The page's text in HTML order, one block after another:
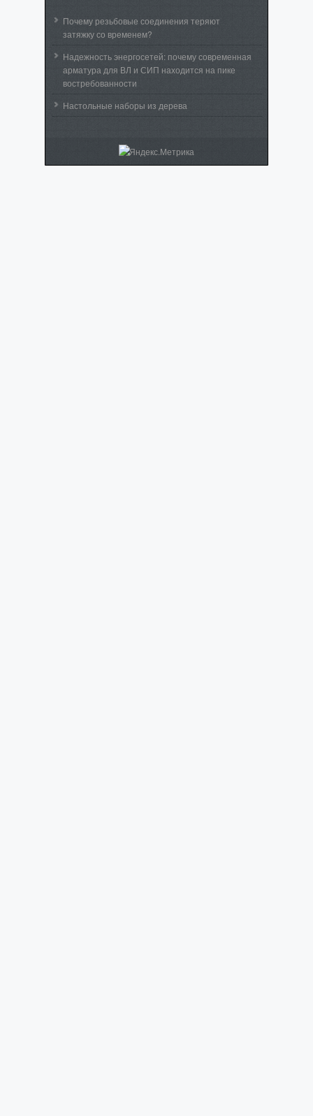
Почему резьбовые соединения теряют
затяжку со временем?
Надежность энергосетей: почему современная
арматура для ВЛ и СИП находится на пике
востребованности
Настольные наборы из дерева